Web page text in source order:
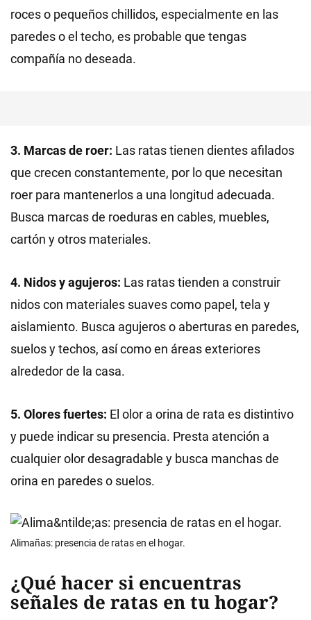
roces o pequeños chillidos, especialmente en las
paredes o el techo, es probable que tengas
compañía no deseada.
3. Marcas de roer: Las ratas tienen dientes afilados
que crecen constantemente, por lo que necesitan
roer para mantenerlos a una longitud adecuada.
Busca marcas de roeduras en cables, muebles,
cartón y otros materiales.
4. Nidos y agujeros: Las ratas tienden a construir
nidos con materiales suaves como papel, tela y
aislamiento. Busca agujeros o aberturas en paredes,
suelos y techos, así como en áreas exteriores
alrededor de la casa.
5. Olores fuertes: El olor a orina de rata es distintivo
y puede indicar su presencia. Presta atención a
cualquier olor desagradable y busca manchas de
orina en paredes o suelos.
Alimañas: presencia de ratas en el hogar.
¿Qué hacer si encuentras
señales de ratas en tu hogar?